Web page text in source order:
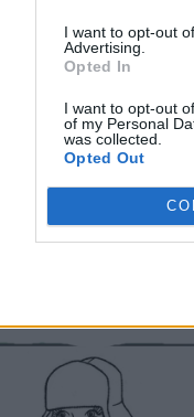
I want to opt-out
Advertising.
Opted In
I want to opt-out
of my Personal
was collected.
Opted Out
vieną mergaitę,